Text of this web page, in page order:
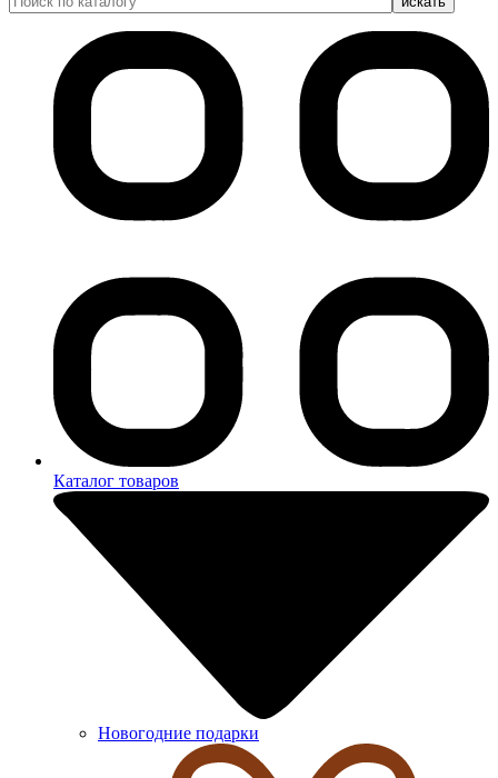
Каталог товаров
Новогодние подарки